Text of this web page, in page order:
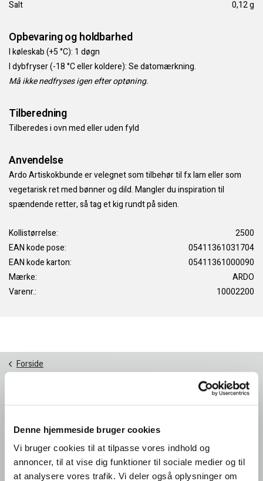
Denne hjemmeside bruger cookies
Vi bruger cookies til at tilpasse vores indhold og
annoncer, til at vise dig funktioner til sociale medier og til
at analysere vores trafik. Vi deler også oplysninger om
Salt
0,12 g
Opbevaring og holdbarhed
I køleskab (+5 °C): 1 døgn
I dybfryser (-18 °C eller koldere): Se datomærkning.
Må ikke nedfryses igen efter optøning.
Tilberedning
Tilberedes i ovn med eller uden fyld
Anvendelse
Ardo Artiskokbunde er velegnet som tilbehør til fx lam eller som
vegetarisk ret med bønner og dild. Mangler du inspiration til
spændende retter, så tag et kig rundt på siden.
Kollistørrelse:
2500
EAN kode pose:
05411361031704
EAN kode karton:
05411361000090
Mærke:
ARDO
Varenr.:
10002200
Forside
Ardo NV Denmark Office
Filial af Ardo NV, Belgien
Romsøvej 25